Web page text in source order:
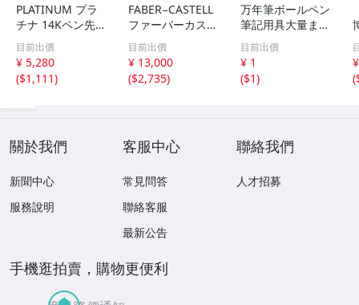
PLATINUM プラ
チナ 14Kペン先
万年筆 ゴールド×
ホワイト系【いお
き質店】
目前出價
¥ 5,280
($1,111)
FABER−CASTELL
ファーバーカステ
ル伯爵 ギロシェ
サハラ ボールペ
ン レア色
目前出價
¥ 13,000
($2,735)
万年筆ボールペン
筆記用具大量まと
め4kgオーバー 万
年筆 ボールペン
文房具 筆記用具
未検品
目前出價
¥ 1
($1)
(
關於我們
新聞中心
服務說明
客服中心
常見問答
聯絡客服
最新公告
聯絡我們
人才招募
手機逛拍賣，購物更便利